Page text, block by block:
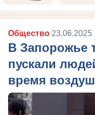
Общество 23.06.2025
В Запорожье
пускали
время